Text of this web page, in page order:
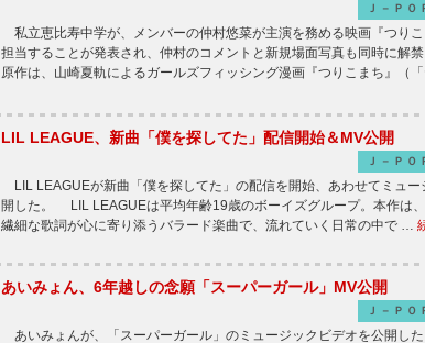
Ｊ－ＰＯ
私立恵比寿中学が、メンバーの仲村悠菜が主演を務める映画『つり
担当することが発表され、仲村のコメントと新規場面写真も同時に
原作は、山崎夏軌によるガールズフィッシング漫画『つりこまち』（
LIL LEAGUE、新曲「僕を探してた」配信開始＆MV公開
Ｊ－ＰＯ
LIL LEAGUEが新曲「僕を探してた」の配信を開始、あわせてミュー
開した。 LIL LEAGUEは平均年齢19歳のボーイズグループ。本作は
繊細な歌詞が心に寄り添うバラード楽曲で、流れていく日常の中で …
あいみょん、6年越しの念願「スーパーガール」MV公開
Ｊ－ＰＯ
あいみょんが、「スーパーガール」のミュージックビデオを公開し